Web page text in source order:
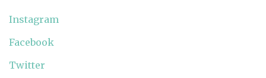
Instagram
Facebook
Twitter